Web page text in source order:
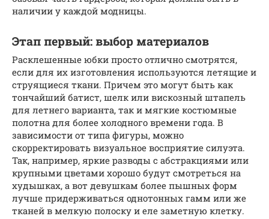
наличии у каждой модницы.
Этап первый: выбор материалов
Расклешенные юбки просто отлично смотрятся,
если для их изготовления используются летящие и
струящиеся ткани. Причем это могут быть как
тончайший батист, шелк или вискозный штапель
для летнего варианта, так и мягкие костюмные
полотна для более холодного времени года. В
зависимости от типа фигуры, можно
скорректировать визуальное восприятие силуэта.
Так, например, яркие разводы с абстракциями или
крупными цветами хорошо будут смотреться на
худышках, а вот девушкам более пышных форм
лучше придерживаться однотонных гамм или же
тканей в мелкую полоску и еле заметную клетку.